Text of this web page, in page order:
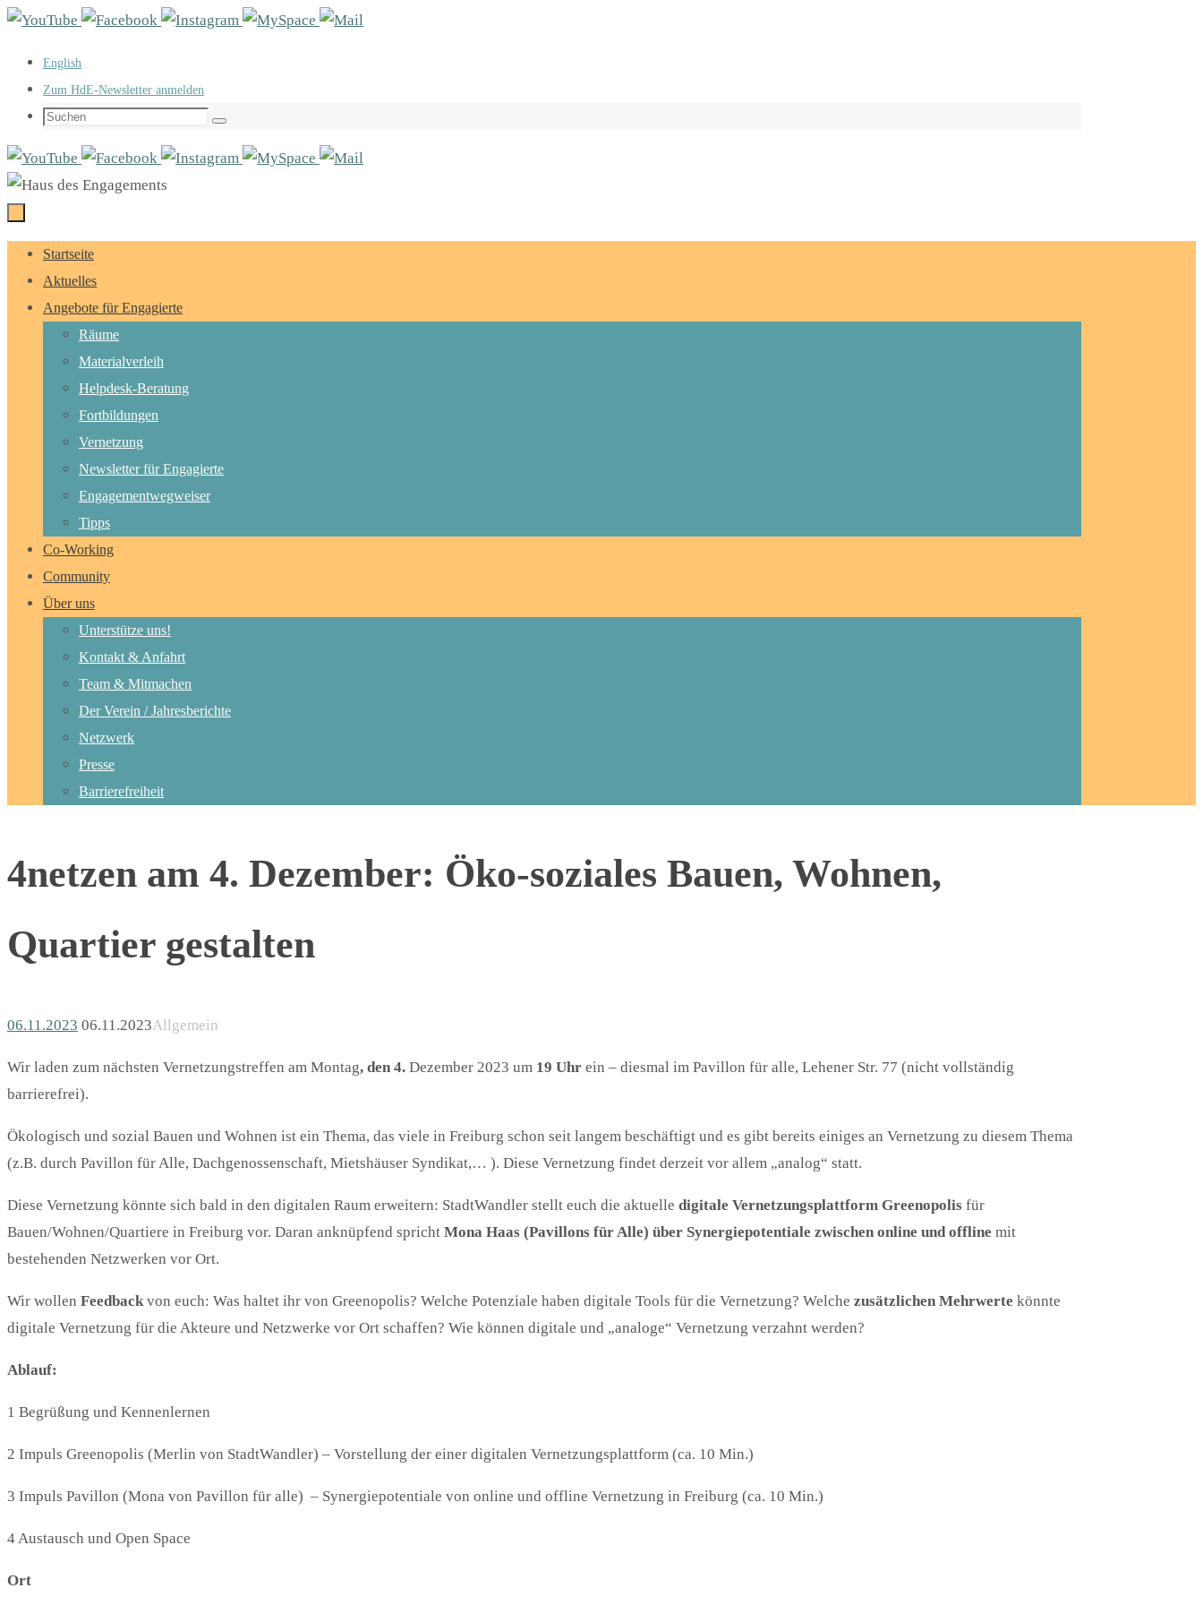
Zum
springen
English
Zum HdE-Newsletter anmelden
Suchen
Suchen
Zum
Inhalt
springen
Startseite
Aktuelles
Angebote für Engagierte
Räume
Materialverleih
Helpdesk-Beratung
Fortbildungen
Vernetzung
Newsletter für Engagierte
Engagementwegweiser
Tipps
Co-Working
Community
Über uns
Unterstütze uns!
Kontakt & Anfahrt
Team & Mitmachen
Der Verein / Jahresberichte
Netzwerk
Presse
Barrierefreiheit
4netzen am 4. Dezember: Öko-soziales Bauen, Wohnen,
Quartier gestalten
06.11.2023 06.11.2023Allgemein
Wir laden zum nächsten Vernetzungstreffen am Montag, den 4. Dezember 2023 um 19 Uhr ein – diesmal im Pavillon für alle, Lehener Str. 77 (nicht vollständig
barrierefrei).
Ökologisch und sozial Bauen und Wohnen ist ein Thema, das viele in Freiburg schon seit langem beschäftigt und es gibt bereits einiges an Vernetzung zu diesem Thema
(z.B. durch Pavillon für Alle, Dachgenossenschaft, Mietshäuser Syndikat,… ). Diese Vernetzung findet derzeit vor allem „analog“ statt.
Diese Vernetzung könnte sich bald in den digitalen Raum erweitern: StadtWandler stellt euch die aktuelle digitale Vernetzungsplattform Greenopolis für
Bauen/Wohnen/Quartiere in Freiburg vor. Daran anknüpfend spricht Mona Haas (Pavillons für Alle) über Synergiepotentiale zwischen online und offline mit
bestehenden Netzwerken vor Ort.
Wir wollen Feedbackvon euch: Was haltet ihr von Greenopolis? Welche Potenziale haben digitale Tools für die Vernetzung? Welche zusätzlichen Mehrwerte könnte
digitale Vernetzung für die Akteure und Netzwerke vor Ort schaffen? Wie können digitale und „analoge“ Vernetzung verzahnt werden?
Ablauf:
1 Begrüßung und Kennenlernen
2 Impuls Greenopolis (Merlin von StadtWandler) – Vorstellung der einer digitalen Vernetzungsplattform (ca. 10 Min.)
3 Impuls Pavillon (Mona von Pavillon für alle) – Synergiepotentiale von online und offline Vernetzung in Freiburg (ca. 10 Min.)
4 Austausch und Open Space
Ort